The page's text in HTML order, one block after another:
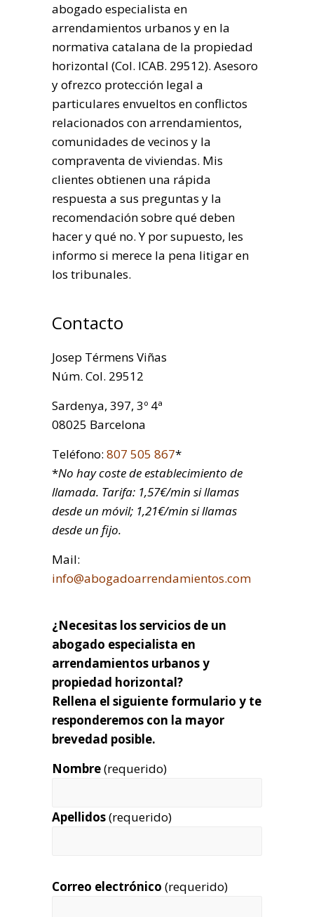
abogado especialista en
arrendamientos urbanos y en la
normativa catalana de la propiedad
horizontal (Col. ICAB. 29512). Asesoro
y ofrezco protección legal a
particulares envueltos en conflictos
relacionados con arrendamientos,
comunidades de vecinos y la
compraventa de viviendas. Mis
clientes obtienen una rápida
respuesta a sus preguntas y la
recomendación sobre qué deben
hacer y qué no. Y por supuesto, les
informo si merece la pena litigar en
los tribunales.
Contacto
Josep Térmens Viñas
Núm. Col. 29512
Sardenya, 397, 3º 4ª
08025 Barcelona
Teléfono: 807 505 867*
*No hay coste de establecimiento de
llamada. Tarifa: 1,57€/min si llamas
desde un móvil; 1,21€/min si llamas
desde un fijo.
Mail:
info@abogadoarrendamientos.com
¿Necesitas los servicios de un
abogado especialista en
arrendamientos urbanos y
propiedad horizontal?
Rellena el siguiente formulario y te
responderemos con la mayor
brevedad posible.
Nombre(requerido)
Apellidos(requerido)
Correo electrónico (requerido)